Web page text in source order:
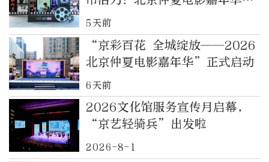
隆福寺启动
5天前
“京彩百花 全城绽放——2026
北京仲夏电影嘉年华”正式启动
6天前
2026文化馆服务宣传月启幕，
“京艺轻骑兵”出发啦
2026-8-1